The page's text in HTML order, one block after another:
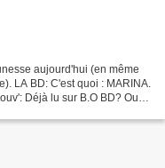
aujourd'hui (en même
LA BD: C'est quoi : MARINA.
Déjà lu sur B.O BD? Oui,